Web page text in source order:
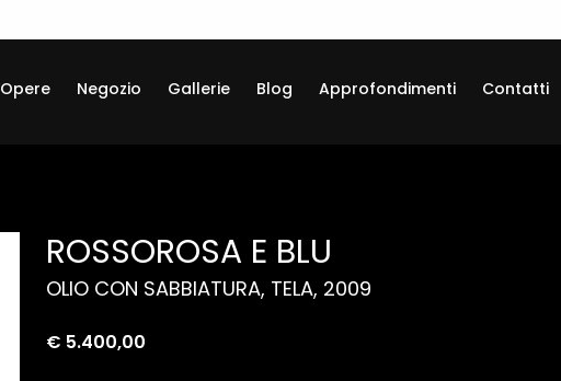
Opere Negozio Gallerie Blog Approfondimenti Contatti
ROSSOROSA E BLU
OLIO CON SABBIATURA, TELA, 2009
€ 5.400,00